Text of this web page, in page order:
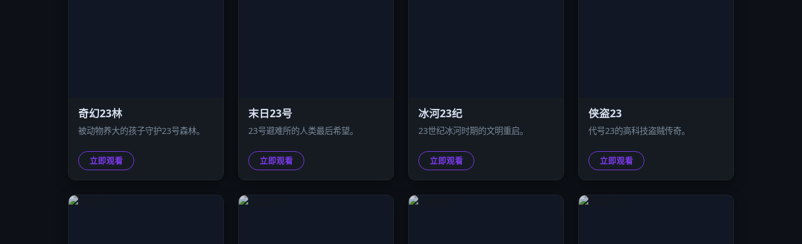
奇幻23林
被动物养大的孩子守护23号森林。
立即观看
末日23号
23号避难所的人类最后希望。
立即观看
冰河23纪
23世纪冰河时期的文明重启。
立即观看
侠盗23
代号23的高科技盗贼传奇。
立即观看